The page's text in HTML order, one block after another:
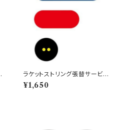
ラケットストリング張替サービス
（Restring ）
¥1,650